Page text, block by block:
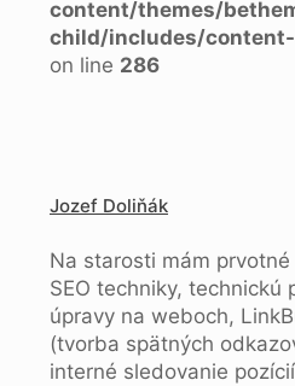
content/themes/
child/includes/
on line 286
Jozef Doliňák
Na starosti mám prvotné
SEO techniky, technickú
úpravy na weboch,
(tvorba spätných
interné sledovanie